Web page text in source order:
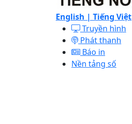
English | Tiếng Việt
Truyền hình
Phát thanh
Báo in
Nền tảng số